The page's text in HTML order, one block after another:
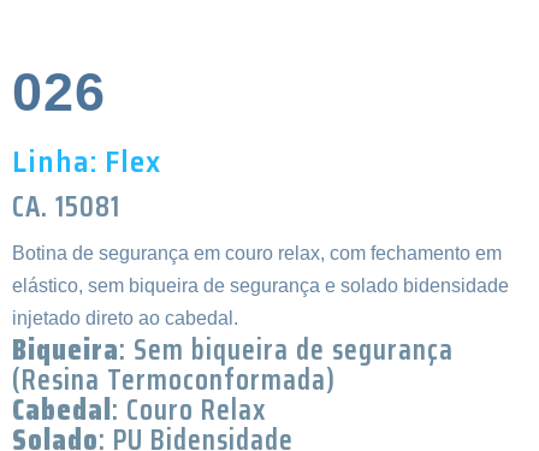
026
Linha: Flex
CA. 15081
Botina de segurança em couro relax, com fechamento em
elástico, sem biqueira de segurança e solado bidensidade
injetado direto ao cabedal.
Biqueira: Sem biqueira de segurança
(Resina Termoconformada)
Cabedal: Couro Relax
Solado: PU Bidensidade